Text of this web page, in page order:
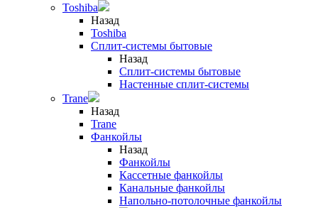
Toshiba
Назад
Toshiba
Сплит-системы бытовые
Назад
Сплит-системы бытовые
Настенные сплит-системы
Trane
Назад
Trane
Фанкойлы
Назад
Фанкойлы
Кассетные фанкойлы
Канальные фанкойлы
Напольно-потолочные фанкойлы